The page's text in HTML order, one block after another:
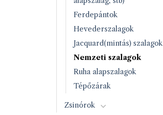
Ferdepántok
Hevederszalagok
Jacquard(mintás) szalagok
Nemzeti szalagok
Ruha alapszalagok
Tépőzárak
Zsinórok